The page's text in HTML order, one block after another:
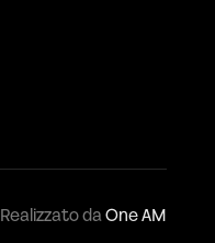
Realizzato daOne AM